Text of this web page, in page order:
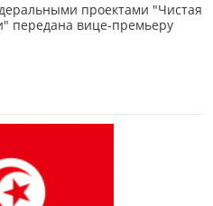
проектами "Чистая
передана вице-премьеру